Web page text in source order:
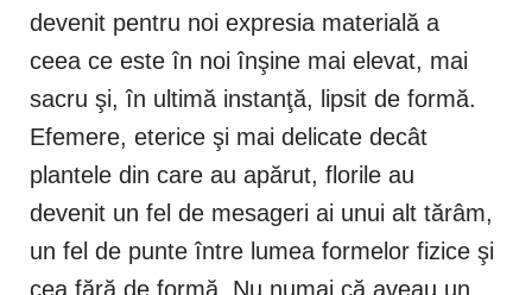
devenit pentru noi expresia materială a
ceea ce este în noi înşine mai elevat, mai
sacru şi, în ultimă instanţă, lipsit de formă.
Efemere, eterice şi mai delicate decât
plantele din care au apărut, florile au
devenit un fel de mesageri ai unui alt tărâm,
un fel de punte între lumea formelor fizice şi
cea fără de formă. Nu numai că aveau un